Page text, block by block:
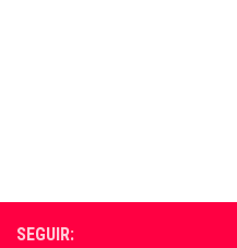
SEGUIR: